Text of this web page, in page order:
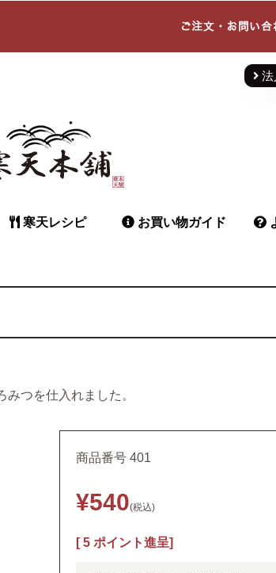
法
寒天レシピ お買い物ガイド
つを仕入れました。
商品番号 401
¥540 税込
[ 5 ポイント進呈]